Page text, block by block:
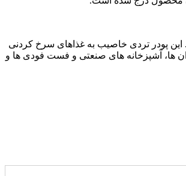
این پودر تردی خاصیب به غذاهای سرخ کردنی
ها، آشپزخانه های صنعتی و فست فودی ها و